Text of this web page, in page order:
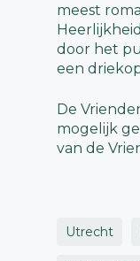
meest
door het
een
De
mogelijk
van de
Utrecht